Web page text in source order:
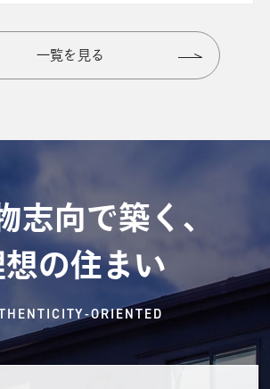
一覧を見る
向で築く、
の住まい
ORIENTED